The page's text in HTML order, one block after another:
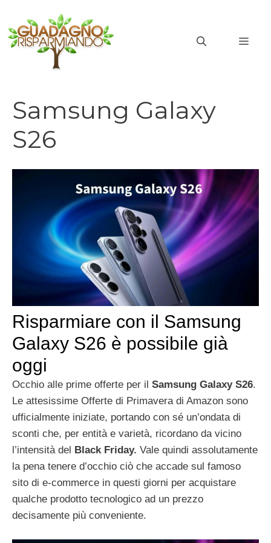
contenuto
Samsung Galaxy
S26
Risparmiare con il Samsung
Galaxy S26 è possibile già
oggi
Occhio alle prime offerte per il Samsung Galaxy S26.
Le attesissime Offerte di Primavera di Amazon sono
ufficialmente iniziate, portando con sé un’ondata di
sconti che, per entità e varietà, ricordano da vicino
l’intensità del
Black Friday. Vale quindi assolutamente
la pena tenere d’occhio ciò che accade sul famoso
sito di e-commerce in questi giorni per acquistare
qualche prodotto tecnologico ad un prezzo
decisamente più conveniente.